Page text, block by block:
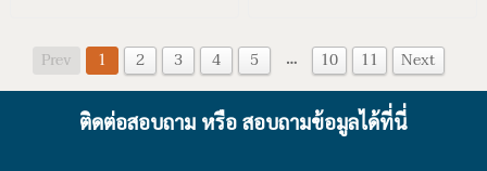
Prev 1 2 3 4 5 … 10 11 Next
ติดต่อสอบถาม หรือ สอบถามข้อมูลได้ที่นี่